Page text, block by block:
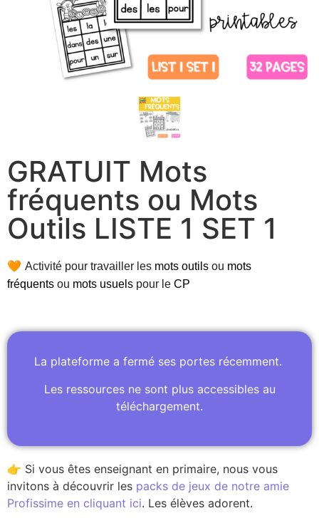
GRATUIT Mots
fréquents ou Mots
Outils LISTE 1 SET 1
🧡 Activité pour travailler les mots outils ou mots
fréquents ou mots usuels pour le CP
La plateforme a fermé ses portes récemment.
Les ressources ne sont plus accessibles au
téléchargement.
👉 Si vous êtes enseignant en primaire, nous vous
invitons à découvrir les packs de jeux de notre amie
Profissime en cliquant ici. Les élèves adorent.